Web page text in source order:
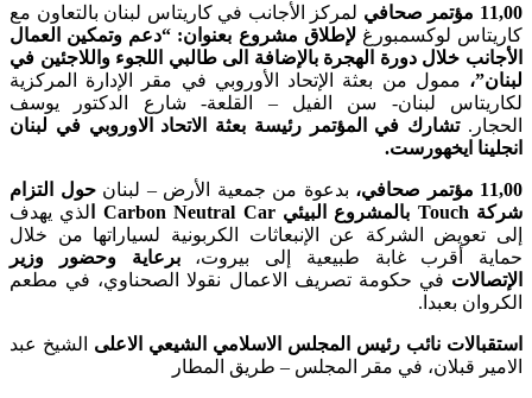
11,00 مؤتمر صحافي
لمركز الأجانب في كاريتاس لبنان بالتعاون مع
كاريتاس لوكسمبورغلإطلاق مشروع بعنوان: “دعم وتمكين العمال
الأجانب خلال دورة الهجرة بالإضافة الى طالبي اللجوء واللاجئين في
لبنان”، ممول من بعثة الإتحاد الأوروبي في مقر الإدارة المركزية
لكاريتاس لبنان- سن الفيل – القلعة- شارع الدكتور يوسف
الحجار.تشارك في المؤتمر رئيسة بعثة الاتحاد الاوروبي في لبنان
انجلينا ايخهورست.
11,00 مؤتمر صحافي، بدعوة من جمعية الأرض – لبنانحول التزام
شركة Touch بالمشروع البيئي Carbon Neutral Car ا
لذي يهدف
إلى تعويض الشركة عن الإنبعاثات الكربونية لسياراتها من خلال
حماية أقرب غابة طبيعية إلى بيروت،برعاية وحضور وزير
الإتصالات في حكومة تصريف الاعمال نقولا الصحناوي، في مطعم
الكروان بعبدا.
استقبالات نائب رئيس المجلس الاسلامي الشيعي الاعلى
الشيخ عبد
الامير قبلان، في مقر المجلس – طريق المطار